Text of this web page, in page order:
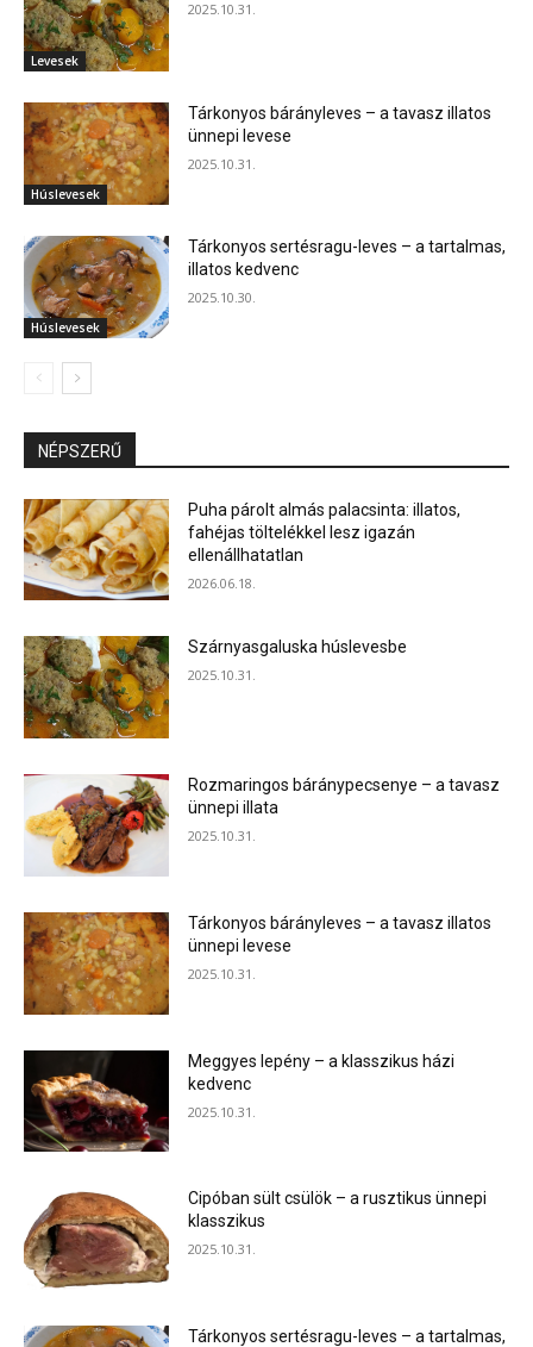
Levesek
2025.10.31.
Húslevesek
Tárkonyos bárányleves – a tavasz illatos
ünnepi levese
2025.10.31.
Húslevesek
Tárkonyos sertésragu-leves – a tartalmas,
illatos kedvenc
2025.10.30.
NÉPSZERŰ
Puha párolt almás palacsinta: illatos,
fahéjas töltelékkel lesz igazán
ellenállhatatlan
2026.06.18.
Szárnyasgaluska húslevesbe
2025.10.31.
Rozmaringos báránypecsenye – a tavasz
ünnepi illata
2025.10.31.
Tárkonyos bárányleves – a tavasz illatos
ünnepi levese
2025.10.31.
Meggyes lepény – a klasszikus házi
kedvenc
2025.10.31.
Cipóban sült csülök – a rusztikus ünnepi
klasszikus
2025.10.31.
Tárkonyos sertésragu-leves – a tartalmas,